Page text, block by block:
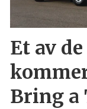
Et av
Bring a